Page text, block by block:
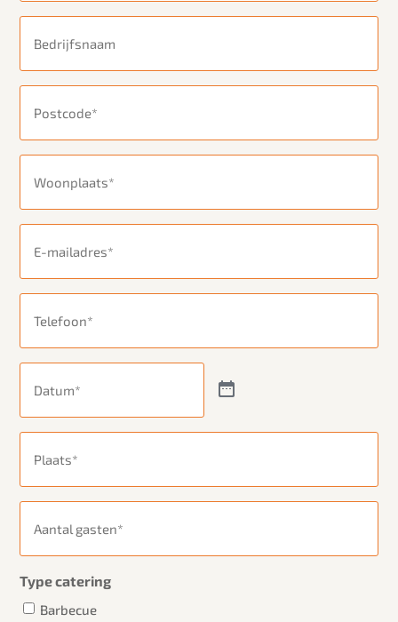
mailadres(Vereist)
gasten(Vereist)
Type catering
Barbecue